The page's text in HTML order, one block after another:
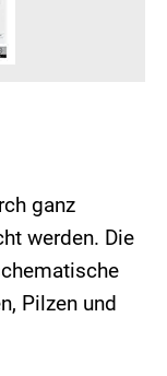
ganz
werden. Die
Pilzen und